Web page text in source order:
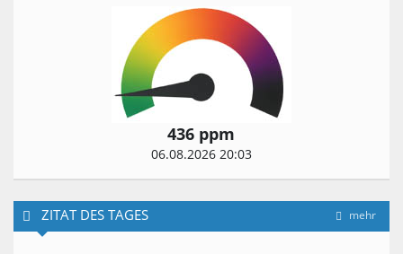
436 ppm
06.08.2026 20:03
mehr
ZITAT DES TAGES